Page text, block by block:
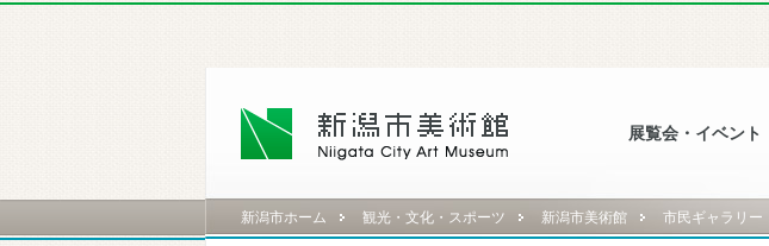
展覧会・イベント
新潟市ホーム 観光・文化・スポーツ 新潟市美術館 市民ギャラリー